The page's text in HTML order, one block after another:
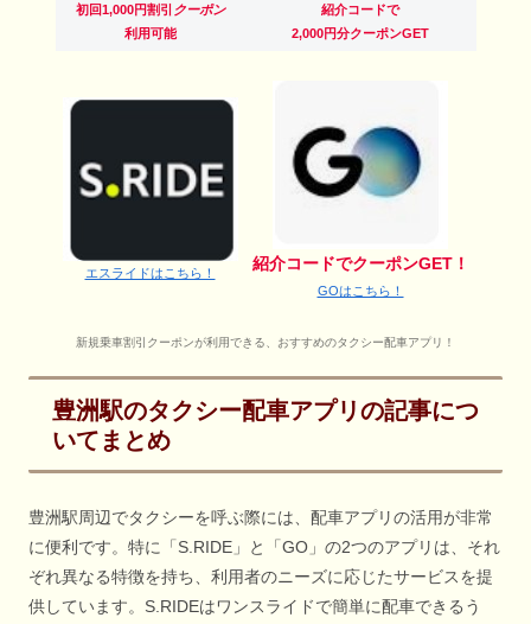
初回1,000円割引 クーポン
利用可能
紹介コードで
2,000円分クーポンGET
エスライドはこちら！
紹介コードでクーポンGET！
GOはこちら！
新規乗車割引クーポンが利用できる、おすすめのタクシー配車アプリ！
豊洲駅のタクシー配車アプリの記事につ
いてまとめ
豊洲駅周辺でタクシーを呼ぶ際には、配車アプリの活用が非常
に便利です。特に「S.RIDE」と「GO」の2つのアプリは、それ
ぞれ異なる特徴を持ち、利用者のニーズに応じたサービスを提
供しています。S.RIDEはワンスライドで簡単に配車できるう